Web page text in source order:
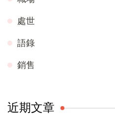
處世
語錄
銷售
近期文章